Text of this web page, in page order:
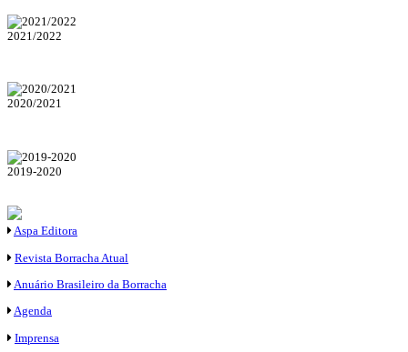
2021/2022
2020/2021
2019-2020
Aspa Editora
Revista Borracha Atual
Anuário Brasileiro da Borracha
Agenda
Imprensa